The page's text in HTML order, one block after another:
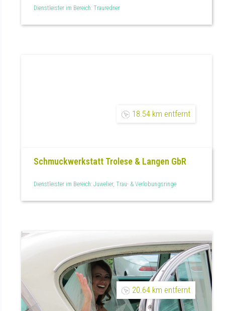
Dienstleister im Bereich: Trauredner
18.54 km entfernt
Schmuckwerkstatt Trolese & Langen GbR
Dienstleister im Bereich: Juwelier, Trau- & Verlobungsringe
20.64 km entfernt